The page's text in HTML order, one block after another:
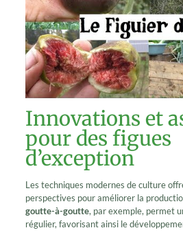
Innovations et
pour des figues
d’exception
Les techniques modernes de culture
perspectives pour améliorer la
goutte-à-goutte, par exemple, permet
régulier, favorisant ainsi le